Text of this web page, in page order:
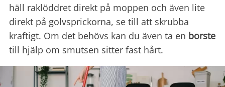
häll raklöddret direkt på moppen och även lite
direkt på golvsprickorna, se till att skrubba
kraftigt. Om det behövs kan du även ta en borste
till hjälp om smutsen sitter fast hårt.